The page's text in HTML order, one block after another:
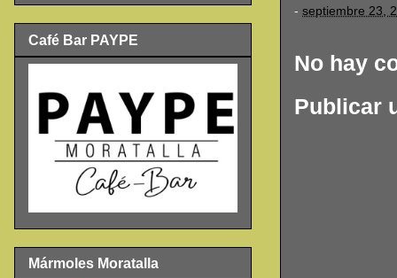
- septiembre 23,
No hay
Publicar
Café Bar PAYPE
Mármoles Moratalla